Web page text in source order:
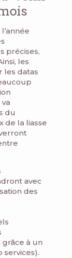
précises,
les
les datas
du
de la liasse
avec
des
à un
services).